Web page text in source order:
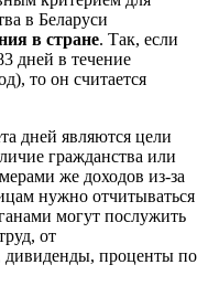
в Беларуси
в стране. Так, если
дней в течение
то он считается
дней являются цели
гражданства или
же доходов из-за
нужно отчитываться
могут послужить
от
дивиденды, проценты по